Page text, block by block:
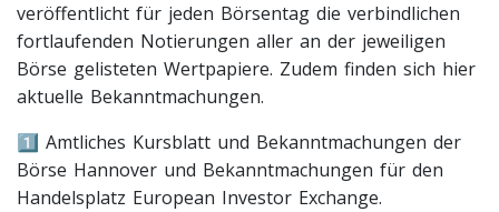
veröffentlicht für jeden Börsentag die verbindlichen
fortlaufenden Notierungen aller an der jeweiligen
Börse gelisteten Wertpapiere. Zudem finden sich hier
aktuelle Bekanntmachungen.
1️⃣ Amtliches Kursblatt und Bekanntmachungen der
Börse Hannover und Bekanntmachungen für den
Handelsplatz European Investor Exchange.